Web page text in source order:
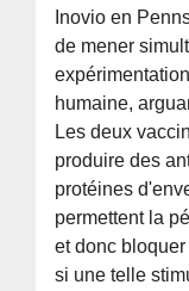
Inovio en
de mener
humaine,
Les deux
produire des
protéines
permettent la
et donc
si une telle